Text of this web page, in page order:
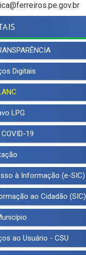
Digitais
LPG
19
à Informação (e-SIC)
ao Cidadão (SIC)
ao Usuário - CSU